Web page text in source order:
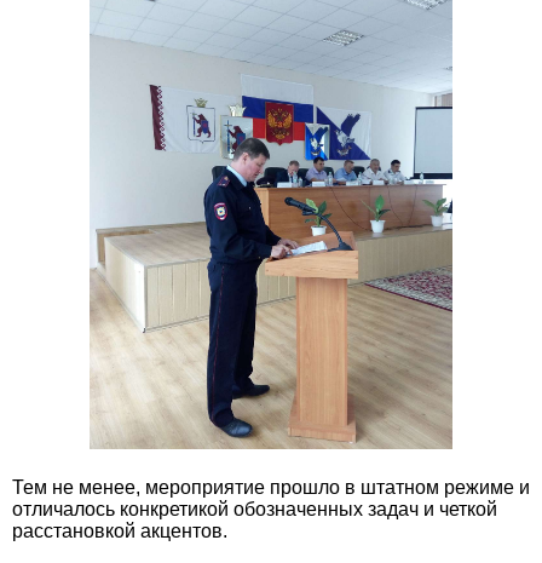
Тем не менее, мероприятие прошло в штатном режиме и
отличалось конкретикой обозначенных задач и четкой
расстановкой акцентов.